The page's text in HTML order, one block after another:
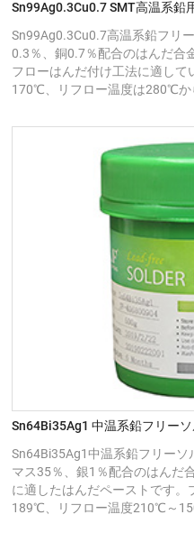
Sn99Ag0.3Cu0.7 SMT高温系鉛
Sn99Ag0.3Cu0.7高温系鉛フリ
0.3％、銅0.7％配合のはんだ合
フローはんだ付け工法に適し
170℃、リフロー温度は280℃か
Sn64Bi35Ag1 中温系鉛フリー
Sn64Bi35Ag1中温系鉛フリー
マス35％、銀1％配合のはんだ
に適したはんだペーストです
189℃、リフロー温度210℃～